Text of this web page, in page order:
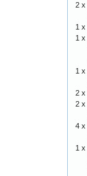
2 x
1 x
1 x
1 x
2 x
2 x
4 x
1 x